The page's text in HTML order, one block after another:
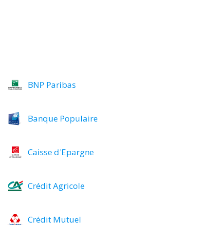
BNP Paribas
Banque Populaire
Caisse d'Epargne
Crédit Agricole
Crédit Mutuel